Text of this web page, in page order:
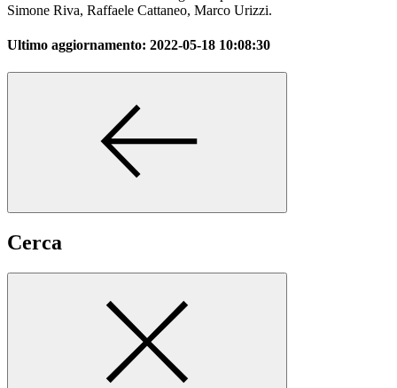
Simone Riva, Raffaele Cattaneo, Marco Urizzi.
Ultimo aggiornamento: 2022-05-18 10:08:30
Cerca